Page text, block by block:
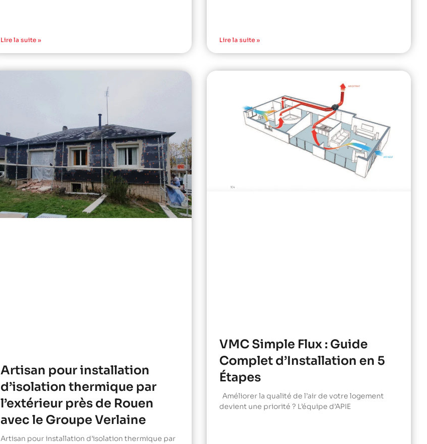
Lire la suite » Lire la suite »
Artisan pour installation
d’isolation thermique par
l’extérieur près de Rouen
avec le Groupe Verlaine
Artisan pour installation d’isolation thermique par
VMC Simple Flux : Guide
Complet d’Installation en 5
Étapes
Améliorer la qualité de l’air de votre logement
devient une priorité ? L’équipe d’APIE